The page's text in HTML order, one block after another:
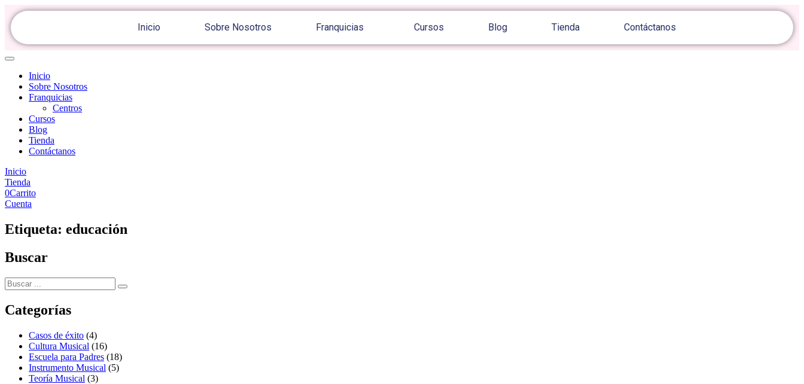
Inicio Sobre Nosotros Franquicias Cursos Blog Tienda Contáctanos
Inicio
Sobre Nosotros
Franquicias
Centros
Cursos
Blog
Tienda
Contáctanos
Inicio
Tienda
0Carrito
Cuenta
Etiqueta: educación
Buscar
Categorías
Casos de éxito (4)
Cultura Musical (16)
Escuela para Padres (18)
Instrumento Musical (5)
Teoría Musical (3)